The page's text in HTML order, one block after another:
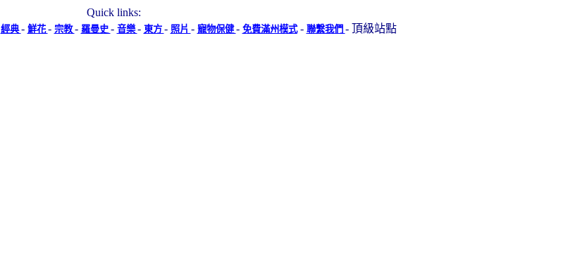
Quick links:
經典- 鮮花- 宗教- 羅曼史 - 音樂- 東方 - 照片 - 寵物保健- 免費滿州模式- 聯繫我們 - 頂級站點